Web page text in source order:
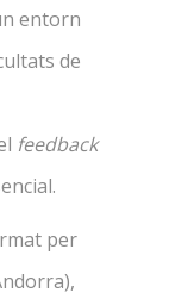
entorn
de
feedback
per